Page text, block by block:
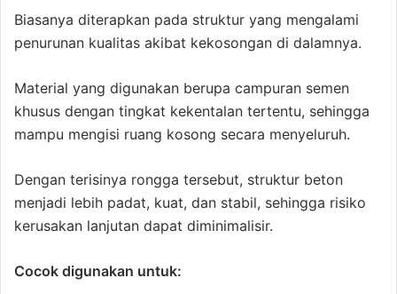
Biasanya diterapkan pada struktur yang mengalami
penurunan kualitas akibat kekosongan di dalamnya.
Material yang digunakan berupa campuran semen
khusus dengan tingkat kekentalan tertentu, sehingga
mampu mengisi ruang kosong secara menyeluruh.
Dengan terisinya rongga tersebut, struktur beton
menjadi lebih padat, kuat, dan stabil, sehingga risiko
kerusakan lanjutan dapat diminimalisir.
Cocok digunakan untuk: